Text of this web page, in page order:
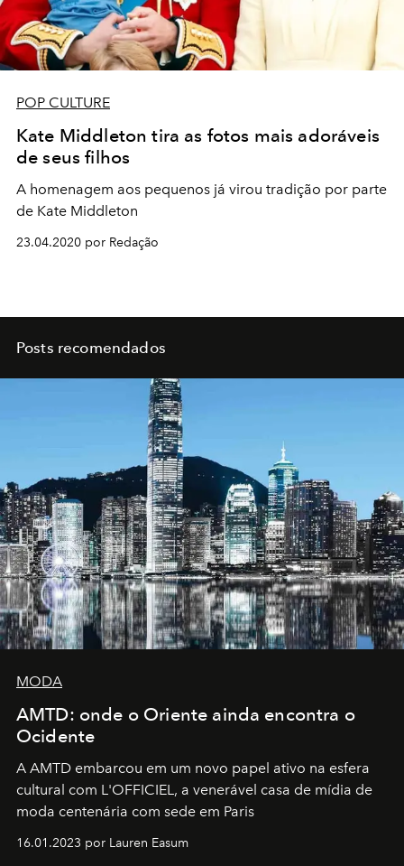
POP CULTURE
Kate Middleton tira as fotos mais adoráveis
de seus filhos
A homenagem aos pequenos já virou tradição por parte
de Kate Middleton
23.04.2020 por Redação
Posts recomendados
MODA
AMTD: onde o Oriente ainda encontra o
Ocidente
A AMTD embarcou em um novo papel ativo na esfera
cultural com L'OFFICIEL, a venerável casa de mídia de
moda centenária com sede em Paris
16.01.2023 por Lauren Easum